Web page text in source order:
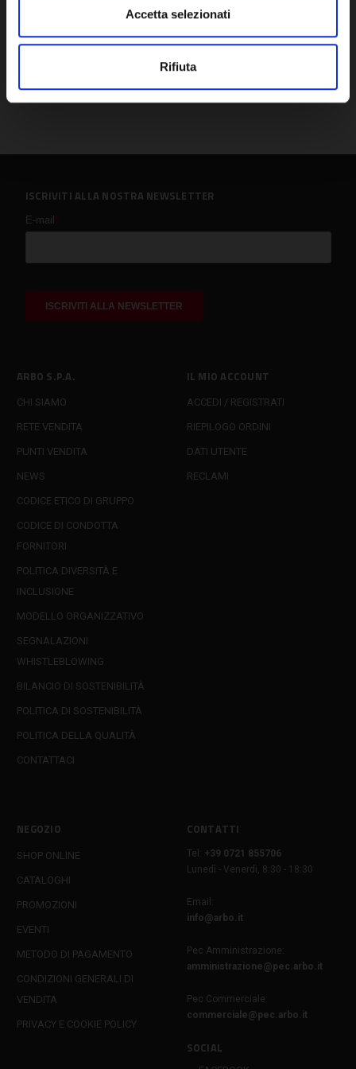
Accetta selezionati
Rifiuta
ARBO S.P.A.
CHI SIAMO
RETE VENDITA
PUNTI VENDITA
NEWS
CODICE ETICO DI GRUPPO
CODICE DI CONDOTTA
FORNITORI
POLITICA DIVERSITÀ E
INCLUSIONE
MODELLO ORGANIZZATIVO
SEGNALAZIONI
WHISTLEBLOWING
BILANCIO DI SOSTENIBILITÀ
POLITICA DI SOSTENIBILITÀ
POLITICA DELLA QUALITÀ
CONTATTACI
IL MIO ACCOUNT
ACCEDI / REGISTRATI
RIEPILOGO ORDINI
DATI UTENTE
RECLAMI
NEGOZIO
SHOP ONLINE
CATALOGHI
PROMOZIONI
EVENTI
METODO DI PAGAMENTO
CONDIZIONI GENERALI DI
VENDITA
PRIVACY E COOKIE POLICY
CONTATTI
Tel:
+39 0721 855706
Lunedì - Venerdì, 8:30 - 18:30
Email:
info@arbo.it
Pec Amministrazione:
amministrazione@pec.arbo.it
Pec Commerciale:
commerciale@pec.arbo.it
SOCIAL
ISCRIVITI ALLA NOSTRA NEWSLETTER